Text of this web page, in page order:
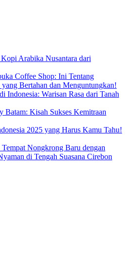
Arabika Nusantara dari
Coffee Shop: Ini Tentang
Bertahan dan Menguntungkan!
Indonesia: Warisan Rasa dari Tanah
Batam: Kisah Sukses Kemitraan
2025 yang Harus Kamu Tahu!
Nongkrong Baru dengan
di Tengah Suasana Cirebon